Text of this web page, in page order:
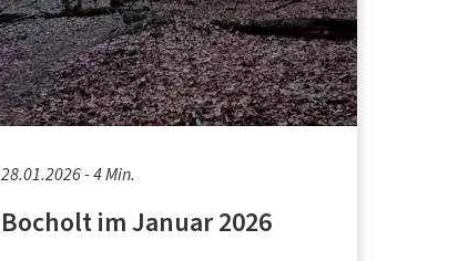
28.01.2026 - 4 Min.
Bocholt im Januar 2026